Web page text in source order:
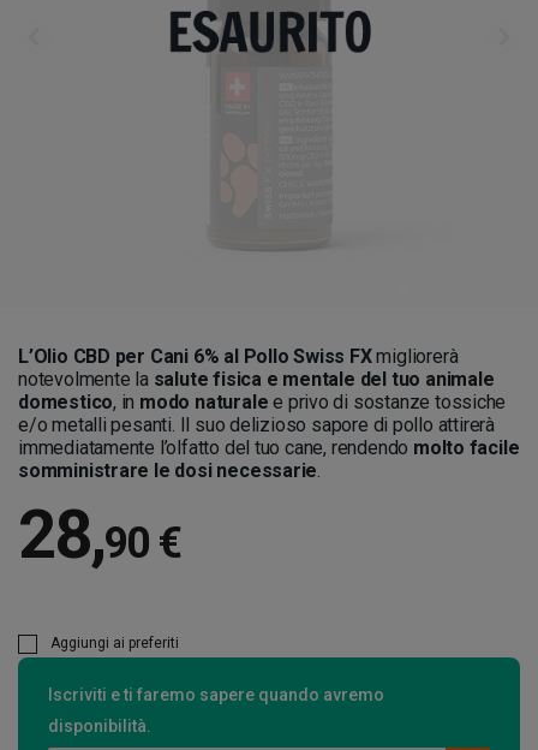
L’Olio CBD per Cani 6% al Pollo Swiss FXmigliorerà
notevolmente la salute fisica e mentale del tuo animale
domestico, in modo naturale e privo di sostanze tossiche
e/o metalli pesanti. Il suo delizioso sapore di pollo attirerà
immediatamente l’olfatto del tuo cane, rendendo molto facile
somministrare le dosi necessarie.
28,90 €
Aggiungi ai preferiti
Iscriviti e ti faremo sapere quando avremo
disponibilità.